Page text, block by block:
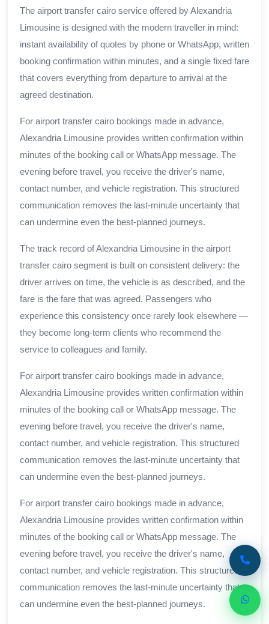
The airport transfer cairo service offered by Alexandria
Limousine is designed with the modern traveller in mind:
instant availability of quotes by phone or WhatsApp, written
booking confirmation within minutes, and a single fixed fare
that covers everything from departure to arrival at the
agreed destination.
For airport transfer cairo bookings made in advance,
Alexandria Limousine provides written confirmation within
minutes of the booking call or WhatsApp message. The
evening before travel, you receive the driver's name,
contact number, and vehicle registration. This structured
communication removes the last-minute uncertainty that
can undermine even the best-planned journeys.
The track record of Alexandria Limousine in the airport
transfer cairo segment is built on consistent delivery: the
driver arrives on time, the vehicle is as described, and the
fare is the fare that was agreed. Passengers who
experience this consistency once rarely look elsewhere —
they become long-term clients who recommend the
service to colleagues and family.
For airport transfer cairo bookings made in advance,
Alexandria Limousine provides written confirmation within
minutes of the booking call or WhatsApp message. The
evening before travel, you receive the driver's name,
contact number, and vehicle registration. This structured
communication removes the last-minute uncertainty that
can undermine even the best-planned journeys.
For airport transfer cairo bookings made in advance,
Alexandria Limousine provides written confirmation within
minutes of the booking call or WhatsApp message. The
evening before travel, you receive the driver's name,
contact number, and vehicle registration. This structured
communication removes the last-minute uncertainty that
can undermine even the best-planned journeys.